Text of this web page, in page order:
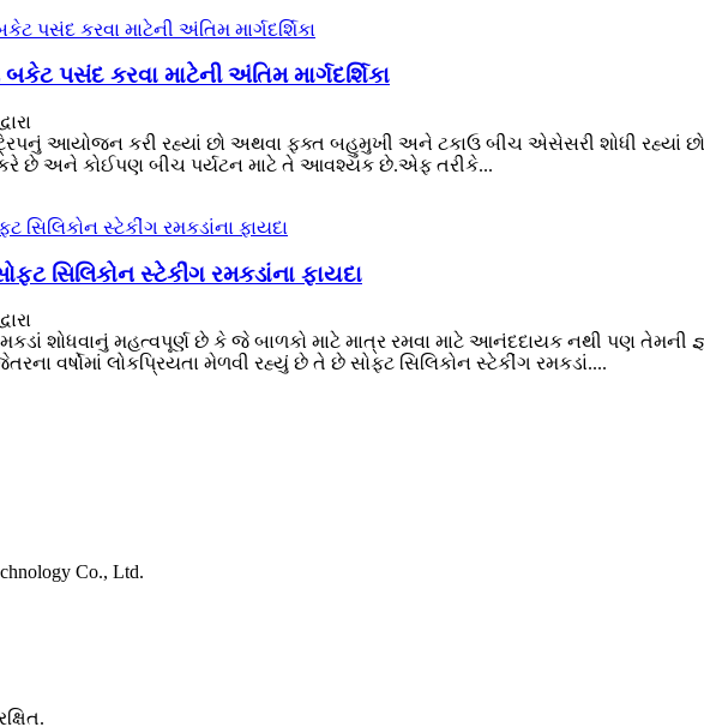
પસંદ કરવા માટેની અંતિમ માર્ગદર્શિકા
આયોજન કરી રહ્યાં છો અથવા ફક્ત બહુમુખી અને ટકાઉ બીચ એસેસરી શોધી રહ્યાં
છે અને કોઈપણ બીચ પર્યટન માટે તે આવશ્યક છે.એફ તરીકે...
સિલિકોન સ્ટેકીંગ રમકડાંના ફાયદા
શોધવાનું મહત્વપૂર્ણ છે કે જે બાળકો માટે માત્ર રમવા માટે આનંદદાયક નથી પણ
વર્ષોમાં લોકપ્રિયતા મેળવી રહ્યું છે તે છે સોફ્ટ સિલિકોન સ્ટેકીંગ રમકડાં....
Co., Ltd.